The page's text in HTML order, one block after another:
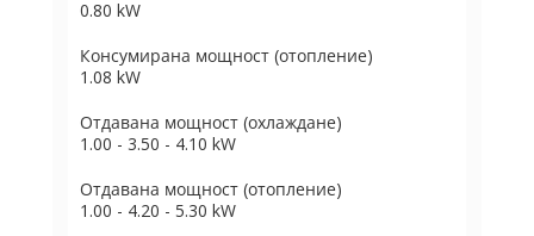
0.80 kW
Консумирана мощност (отопление)
1.08 kW
Отдавана мощност (охлаждане)
1.00 - 3.50 - 4.10 kW
Отдавана мощност (отопление)
1.00 - 4.20 - 5.30 kW